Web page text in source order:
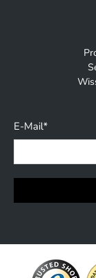
E-Mail*